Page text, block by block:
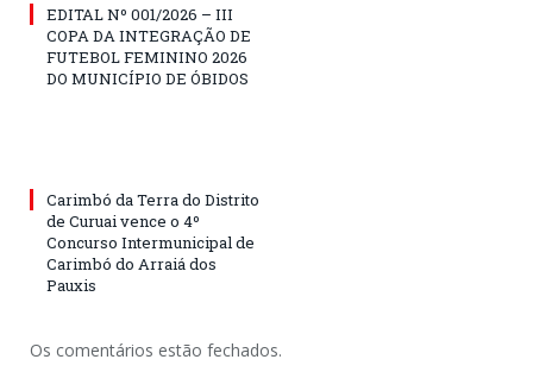
EDITAL Nº 001/2026 – III
COPA DA INTEGRAÇÃO DE
FUTEBOL FEMININO 2026
DO MUNICÍPIO DE ÓBIDOS
Carimbó da Terra do Distrito
de Curuai vence o 4º
Concurso Intermunicipal de
Carimbó do Arraiá dos
Pauxis
Os comentários estão fechados.